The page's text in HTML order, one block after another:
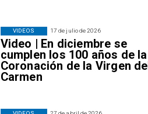
17 de julio de 2026
Video | En diciembre se
cumplen los 100 años de la
Coronación de la Virgen del
Carmen
VIDEOS